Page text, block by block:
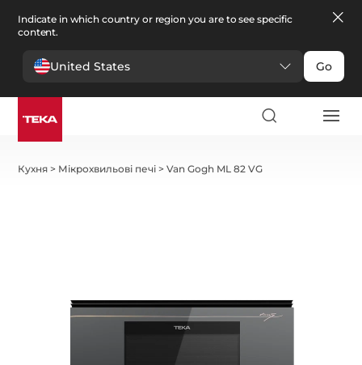
Indicate in which country or region you are to see specific
content.
United States Go
Кухня > Мікрохвильові печі >Van Gogh ML 82 VG